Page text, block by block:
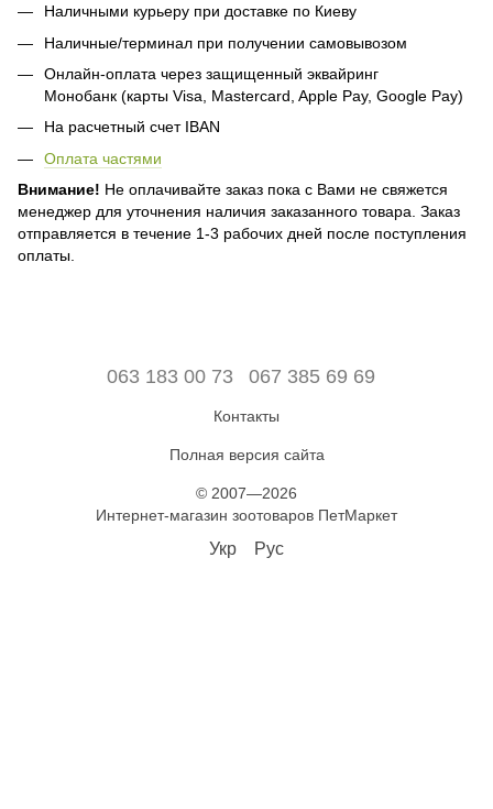
Наличными курьеру при доставке по Киеву
Наличные/терминал при получении самовывозом
Онлайн-оплата через защищенный эквайринг
Монобанк (карты Visa, Mastercard, Apple Pay, Google Pay)
На расчетный счет IBAN
Оплата частями
Внимание! Не оплачивайте заказ пока с Вами не свяжется
менеджер для уточнения наличия заказанного товара. Заказ
отправляется в течение 1-3 рабочих дней после поступления
оплаты.
063 183 00 73 067 385 69 69
Контакты
Полная версия сайта
© 2007—2026
Интернет-магазин зоотоваров ПетМаркет
Укр Рус